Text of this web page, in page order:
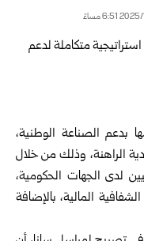
بدعم الصناعة الوطنية،
الراهنة، وذلك من خلال
لدى الجهات الحكومية،
المالية، بالإضافة